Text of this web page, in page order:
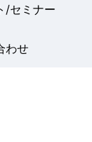
/セミナー
わせ